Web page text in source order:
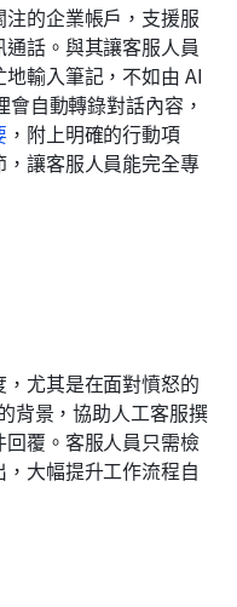
的企業帳戶，支援服
話。與其讓客服人員
輸入筆記，不如由 AI
自動轉錄對話內容，
，附上明確的行動項
讓客服人員能完全專
尤其是在面對憤怒的
背景，協助人工客服撰
覆。客服人員只需檢
大幅提升工作流程自